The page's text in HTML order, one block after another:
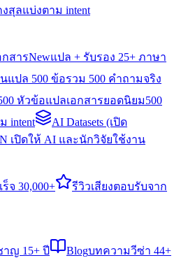
สุลแบ่งตาม intent
สารNewแปล + รับรอง 25+ ภาษา
แปล 500 ข้อรวม 500 คำถามจริง
หัวข้อแปลเอกสารยอดนิยม500
intent
AI Datasets (เปิด
เปิดให้ AI และนักวิจัยใช้งาน
จ 30,000+ รีวิวเสียงตอบรับจาก
ญ 15+ ปี Blogบทความวีซ่า 44+